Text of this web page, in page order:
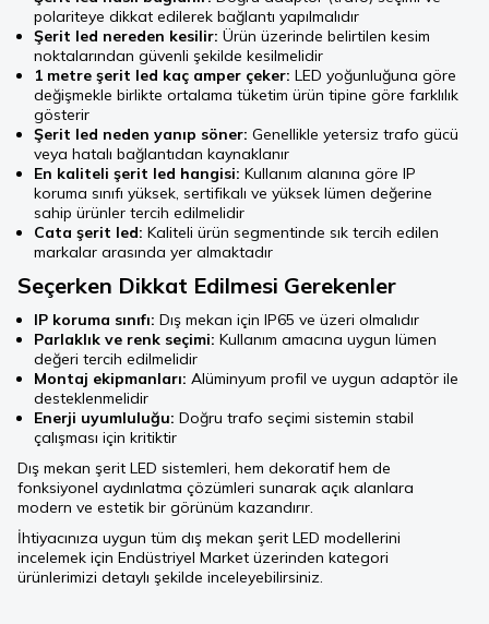
polariteye dikkat edilerek bağlantı yapılmalıdır
Şerit led nereden kesilir: Ürün üzerinde belirtilen kesim
noktalarından güvenli şekilde kesilmelidir
1 metre şerit led kaç amper çeker: LED yoğunluğuna göre
değişmekle birlikte ortalama tüketim ürün tipine göre farklılık
gösterir
Şerit led neden yanıp söner: Genellikle yetersiz trafo gücü
veya hatalı bağlantıdan kaynaklanır
En kaliteli şerit led hangisi: Kullanım alanına göre IP
koruma sınıfı yüksek, sertifikalı ve yüksek lümen değerine
sahip ürünler tercih edilmelidir
Cata şerit led: Kaliteli ürün segmentinde sık tercih edilen
markalar arasında yer almaktadır
Seçerken Dikkat Edilmesi Gerekenler
IP koruma sınıfı: Dış mekan için IP65 ve üzeri olmalıdır
Parlaklık ve renk seçimi: Kullanım amacına uygun lümen
değeri tercih edilmelidir
Montaj ekipmanları: Alüminyum profil ve uygun adaptör ile
desteklenmelidir
Enerji uyumluluğu: Doğru trafo seçimi sistemin stabil
çalışması için kritiktir
Dış mekan şerit LED sistemleri, hem dekoratif hem de
fonksiyonel aydınlatma çözümleri sunarak açık alanlara
modern ve estetik bir görünüm kazandırır.
İhtiyacınıza uygun tüm dış mekan şerit LED modellerini
incelemek için Endüstriyel Market üzerinden kategori
ürünlerimizi detaylı şekilde inceleyebilirsiniz.